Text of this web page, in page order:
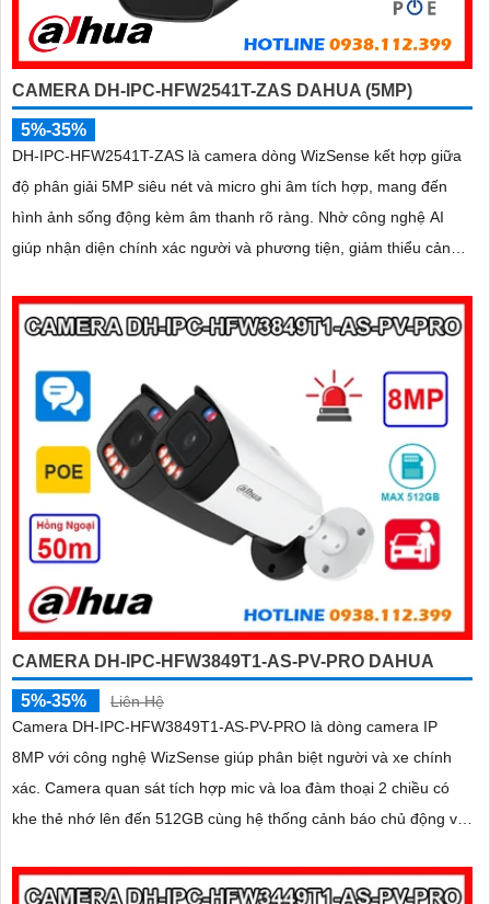
CAMERA DH-IPC-HFW2541T-ZAS DAHUA (5MP)
5%-35%
DH-IPC-HFW2541T-ZAS là camera dòng WizSense kết hợp giữa
độ phân giải 5MP siêu nét và micro ghi âm tích hợp, mang đến
hình ảnh sống động kèm âm thanh rõ ràng. Nhờ công nghệ AI
giúp nhận diện chính xác người và phương tiện, giảm thiểu cảnh
CAMERA DH-IPC-HFW3849T1-AS-PV-PRO DAHUA
5%-35%
Liên Hệ
Camera DH-IPC-HFW3849T1-AS-PV-PRO là dòng camera IP
8MP với công nghệ WizSense giúp phân biệt người và xe chính
xác. Camera quan sát tích hợp mic và loa đàm thoại 2 chiều có
khe thẻ nhớ lên đến 512GB cùng hệ thống cảnh báo chủ động với